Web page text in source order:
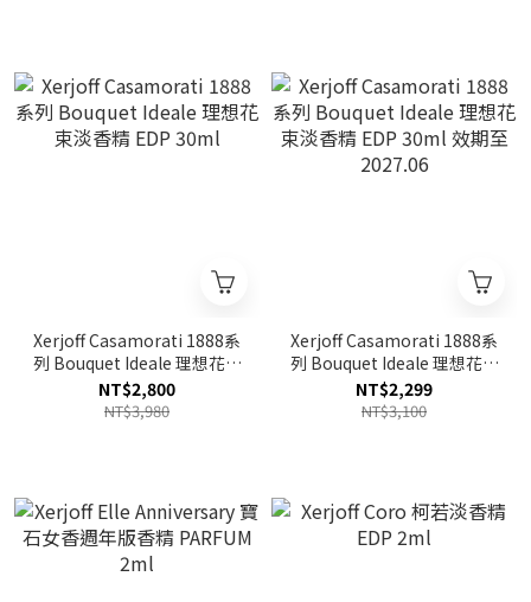
Xerjoff Casamorati 1888系
列 Bouquet Ideale 理想花束
淡香精 EDP 30ml
NT$2,800
NT$3,980
Xerjoff Casamorati 1888系
列 Bouquet Ideale 理想花束
淡香精 EDP 30ml 效期至
2027.06
NT$2,299
NT$3,100